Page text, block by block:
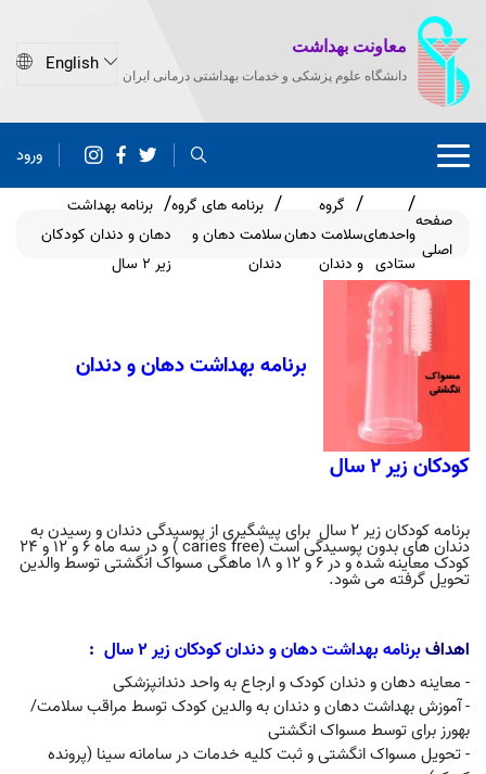
معاونت بهداشت
دانشگاه علوم پزشکی و خدمات بهداشتی درمانی ایران
ورود
صفحه
اصلی
واحدهای
ستادی
گروه
سلامت دهان
و دندان
برنامه های گروه
سلامت دهان و
دندان
برنامه بهداشت
دهان و دندان کودکان
زیر 2 سال
برنامه بهداشت دهان و دندان
کودکان زیر 2 سال
برنامه کودکان زیر 2 سال برای پیشگیری از پوسیدگی دندان و رسیدن به
دندان های بدون پوسیدگی استcaries free) ) و در سه ماه 6 و 12 و 24
کودک معاینه شده و در 6 و 12 و 18 ماهگی مسواک انگشتی توسط والدین
تحویل گرفته می شود.
اهدافبرنامه بهداشت دهان و دندان کودکان زیر 2 سال :
- معاینه دهان و دندان کودک و ارجاع به واحد دندانپزشکی
- آموزش بهداشت دهان و دندان به والدین کودک توسط مراقب سلامت/
بهورز برای توسط مسواک انگشتی
- تحویل مسواک انگشتی و ثبت کلیه خدمات در سامانه سینا (پرونده